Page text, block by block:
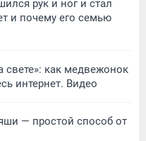
рук и ног и стал
и почему его семью
свете»: как медвежонок
интернет. Видео
— простой способ от